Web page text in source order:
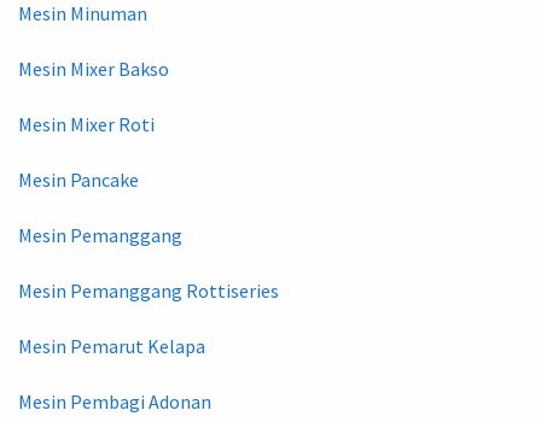
Mesin Minuman
Mesin Mixer Bakso
Mesin Mixer Roti
Mesin Pancake
Mesin Pemanggang
Mesin Pemanggang Rottiseries
Mesin Pemarut Kelapa
Mesin Pembagi Adonan